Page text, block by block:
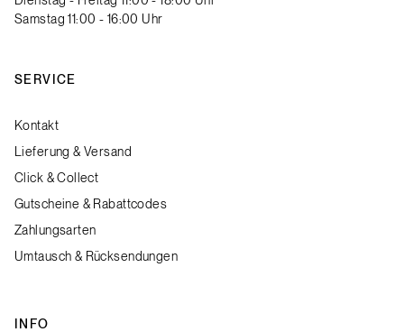
Samstag 11:00 - 16:00 Uhr
SERVICE
Kontakt
Lieferung & Versand
Click & Collect
Gutscheine & Rabattcodes
Zahlungsarten
Umtausch & Rücksendungen
INFO